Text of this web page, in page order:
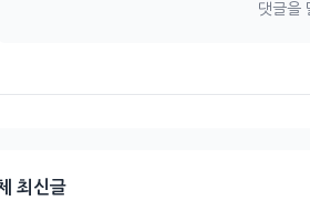
댓글을
최신글